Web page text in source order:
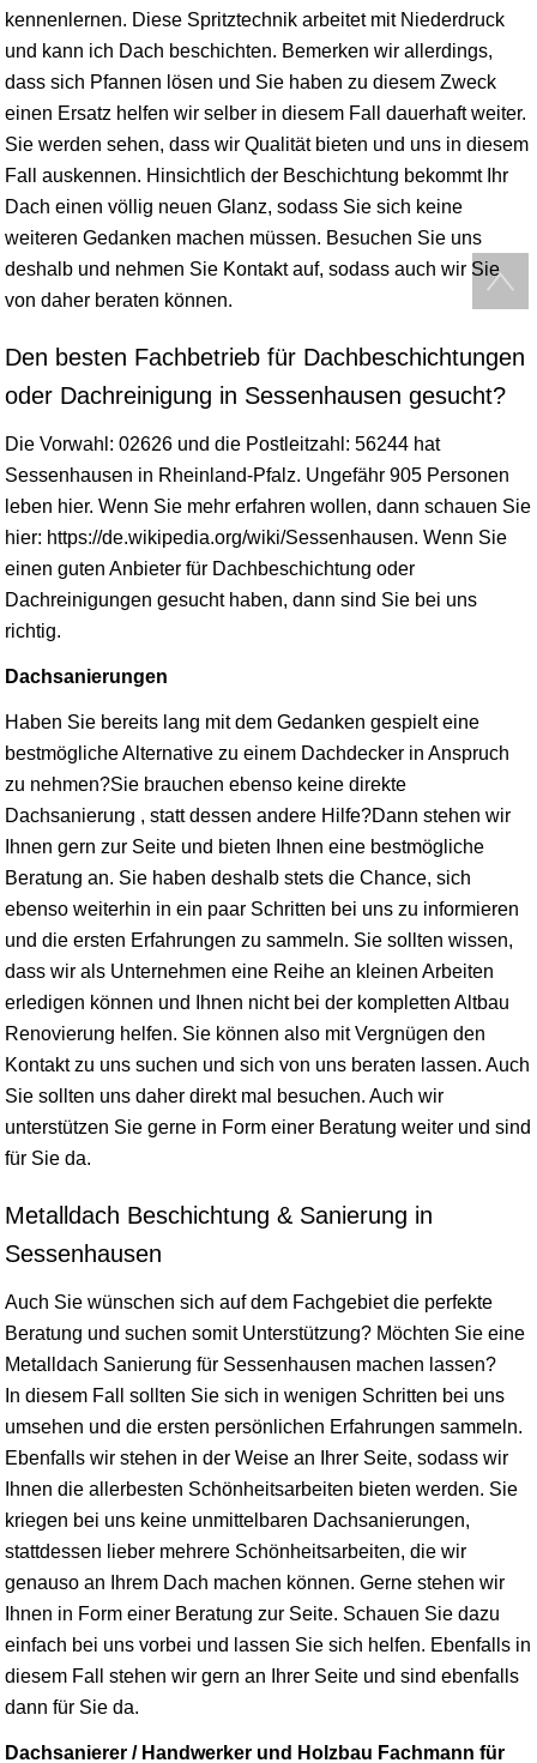
kennenlernen. Diese Spritztechnik arbeitet mit Niederdruck
und kann ich Dach beschichten. Bemerken wir allerdings,
dass sich Pfannen lösen und Sie haben zu diesem Zweck
einen Ersatz helfen wir selber in diesem Fall dauerhaft weiter.
Sie werden sehen, dass wir Qualität bieten und uns in diesem
Fall auskennen. Hinsichtlich der Beschichtung bekommt Ihr
Dach einen völlig neuen Glanz, sodass Sie sich keine
weiteren Gedanken machen müssen. Besuchen Sie uns
deshalb und nehmen Sie Kontakt auf, sodass auch wir Sie
von daher beraten können.
Den besten Fachbetrieb für Dachbeschichtungen
oder Dachreinigung in Sessenhausen gesucht?
Die Vorwahl: 02626 und die Postleitzahl: 56244 hat
Sessenhausen in Rheinland-Pfalz. Ungefähr 905 Personen
leben hier. Wenn Sie mehr erfahren wollen, dann schauen Sie
hier: https://de.wikipedia.org/wiki/Sessenhausen. Wenn Sie
einen guten Anbieter für Dachbeschichtung oder
Dachreinigungen gesucht haben, dann sind Sie bei uns
richtig.
Dachsanierungen
Haben Sie bereits lang mit dem Gedanken gespielt eine
bestmögliche Alternative zu einem Dachdecker in Anspruch
zu nehmen?Sie brauchen ebenso keine direkte
Dachsanierung , statt dessen andere Hilfe?Dann stehen wir
Ihnen gern zur Seite und bieten Ihnen eine bestmögliche
Beratung an. Sie haben deshalb stets die Chance, sich
ebenso weiterhin in ein paar Schritten bei uns zu informieren
und die ersten Erfahrungen zu sammeln. Sie sollten wissen,
dass wir als Unternehmen eine Reihe an kleinen Arbeiten
erledigen können und Ihnen nicht bei der kompletten Altbau
Renovierung helfen. Sie können also mit Vergnügen den
Kontakt zu uns suchen und sich von uns beraten lassen. Auch
Sie sollten uns daher direkt mal besuchen. Auch wir
unterstützen Sie gerne in Form einer Beratung weiter und sind
für Sie da.
Metalldach Beschichtung & Sanierung in
Sessenhausen
Auch Sie wünschen sich auf dem Fachgebiet die perfekte
Beratung und suchen somit Unterstützung? Möchten Sie eine
Metalldach Sanierung für Sessenhausen machen lassen?
In diesem Fall sollten Sie sich in wenigen Schritten bei uns
umsehen und die ersten persönlichen Erfahrungen sammeln.
Ebenfalls wir stehen in der Weise an Ihrer Seite, sodass wir
Ihnen die allerbesten Schönheitsarbeiten bieten werden. Sie
kriegen bei uns keine unmittelbaren Dachsanierungen,
stattdessen lieber mehrere Schönheitsarbeiten, die wir
genauso an Ihrem Dach machen können. Gerne stehen wir
Ihnen in Form einer Beratung zur Seite. Schauen Sie dazu
einfach bei uns vorbei und lassen Sie sich helfen. Ebenfalls in
diesem Fall stehen wir gern an Ihrer Seite und sind ebenfalls
dann für Sie da.
Dachsanierer / Handwerker und Holzbau Fachmann für